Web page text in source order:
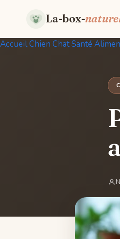
La-box-
AccueilChien ChatSanté